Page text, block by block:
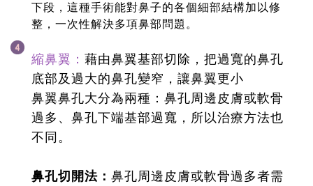
下段，這種手術能對鼻子的各個細部結構加以修
整，一次性解決多項鼻部問題。
縮鼻翼： 藉由鼻翼基部切除，把過寬的鼻孔
底部及過大的鼻孔變窄，讓鼻翼更小
鼻翼鼻孔大分為兩種：鼻孔周邊皮膚或軟骨
過多、鼻孔下端基部過寬，所以治療方法也
不同。
鼻孔切開法： 鼻孔周邊皮膚或軟骨過多者需